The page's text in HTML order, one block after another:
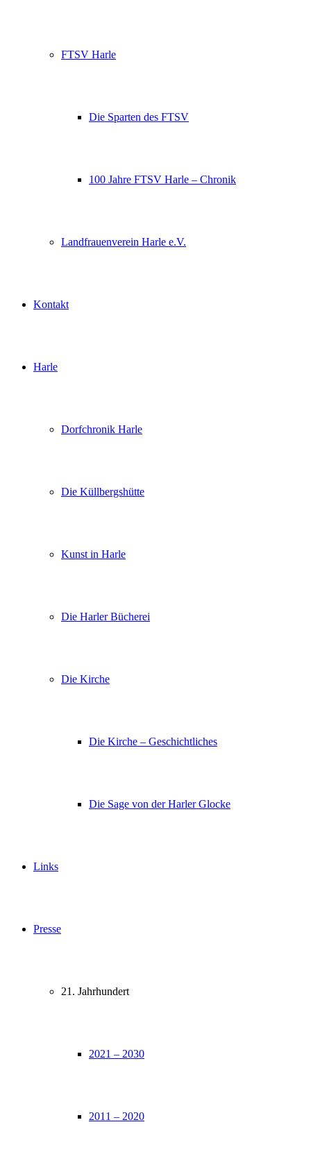
FTSV Harle
Die Sparten des FTSV
100 Jahre FTSV Harle – Chronik
Landfrauenverein Harle e.V.
Kontakt
Harle
Dorfchronik Harle
Die Küllbergshütte
Kunst in Harle
Die Harler Bücherei
Die Kirche
Die Kirche – Geschichtliches
Die Sage von der Harler Glocke
Links
Presse
21. Jahrhundert
2021 – 2030
2011 – 2020